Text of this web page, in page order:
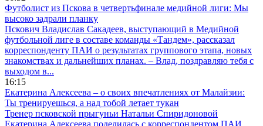
Футболист из Пскова в четвертьфинале медийной лиги: Мы
высоко задрали планку
Пскович Владислав Сакадеев, выступающий в Медийной
футбольной лиге в составе команды «Тандем», рассказал
корреспонденту ПАИ о результатах группового этапа, новых
знакомствах и дальнейших планах. – Влад, поздравляю тебя с
выходом в...
16:15
Екатерина Алексеева – о своих впечатлениях от Малайзии:
Ты тренируешься, а над тобой летает тукан
Тренер псковской прыгуньи Натальи Спиридоновой
Екатерина Алексеева поделилась с корреспондентом ПАИ